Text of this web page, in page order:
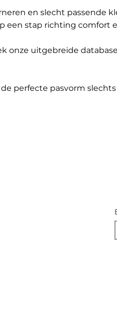
en slecht passende
een stap richting comfort
onze uitgebreide
perfecte pasvorm